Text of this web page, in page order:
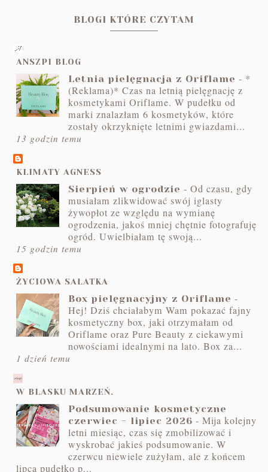
BLOGI KTÓRE CZYTAM
ANSZPI BLOG
Letnia pielęgnacja z Oriflame - *
(Reklama)* Czas na letnią pielęgnację z
kosmetykami Oriflame. W pudełku od
marki znalazłam 6 kosmetyków, które
zostały okrzyknięte letnimi gwiazdami...
13 godzin temu
KLIMATY AGNESS
Sierpień w ogrodzie -Od czasu, gdy
musiałam zlikwidować swój iglasty
żywopłot ze względu na wymianę
ogrodzenia, jakoś mniej chętnie fotografuję
ogród. Uwielbiałam tę swoją...
15 godzin temu
ŻYCIOWA SAŁATKA
Box pielęgnacyjny z Oriflame -
Hej! Dziś chciałabym Wam pokazać fajny
kosmetyczny box, jaki otrzymałam od
Oriflame oraz Pure Beauty z ciekawymi
nowościami idealnymi na lato. Box za...
1 dzień temu
W BLASKU MARZEŃ.
Podsumowanie kosmetyczne
czerwiec - lipiec 2026 -Mija kolejny
letni miesiąc, czas się zmobilizować i
wyskrobać jakieś podsumowanie. W
czerwcu niewiele zużyłam, ale z końcem
lipca pudełko p...